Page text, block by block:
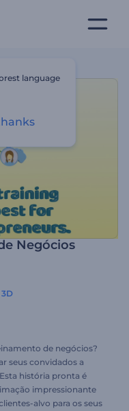
Negócios
de negócios?
seus convidados a
história pronta é
impressionante
alvo para os seus
language